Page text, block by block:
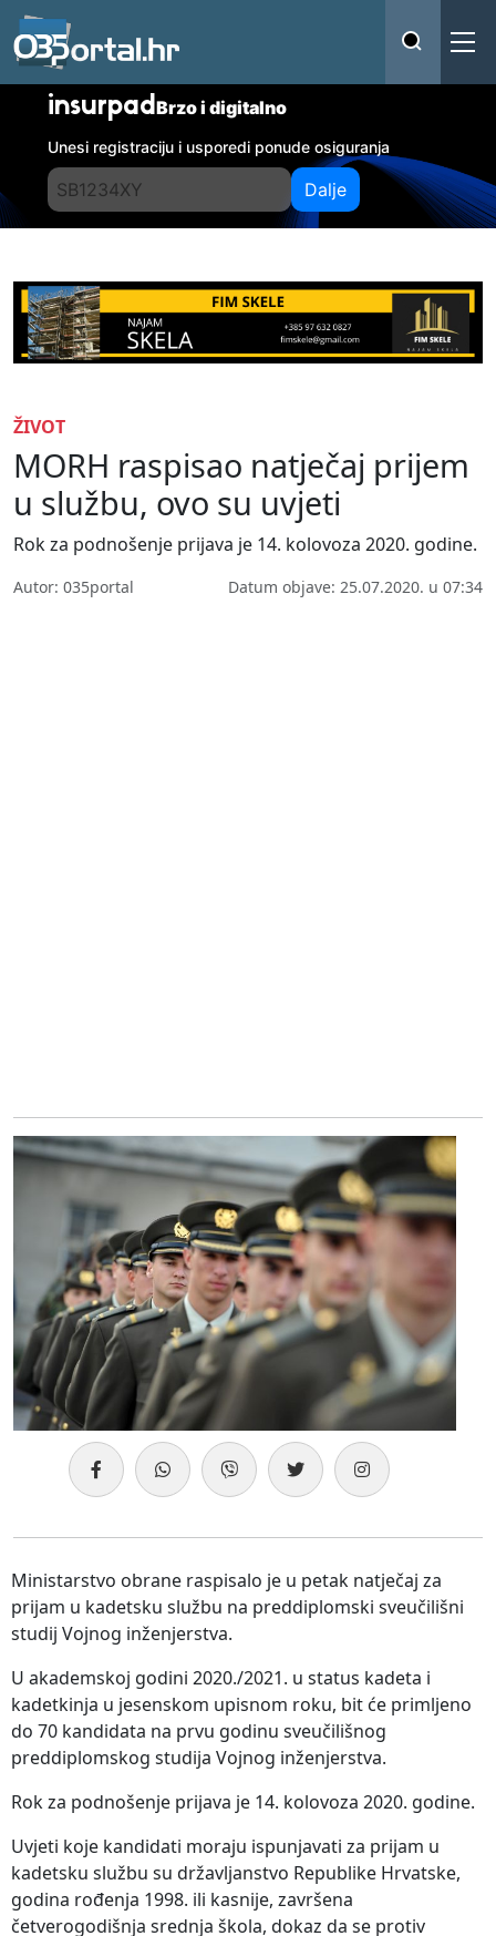
insurpadBrzo i digitalno
Unesi registraciju i usporedi ponude osiguranja
Dalje
ŽIVOT
MORH raspisao natječaj prijem
u službu, ovo su uvjeti
Rok za podnošenje prijava je 14. kolovoza 2020. godine.
Autor: 035portal Datum objave: 25.07.2020. u 07:34
Ministarstvo obrane raspisalo je u petak natječaj za
prijam u kadetsku službu na preddiplomski sveučilišni
studij Vojnog inženjerstva.
U akademskoj godini 2020./2021. u status kadeta i
kadetkinja u jesenskom upisnom roku, bit će primljeno
do 70 kandidata na prvu godinu sveučilišnog
preddiplomskog studija Vojnog inženjerstva.
Rok za podnošenje prijava je 14. kolovoza 2020. godine.
Uvjeti koje kandidati moraju ispunjavati za prijam u
kadetsku službu su državljanstvo Republike Hrvatske,
godina rođenja 1998. ili kasnije, završena
četverogodišnja srednja škola, dokaz da se protiv